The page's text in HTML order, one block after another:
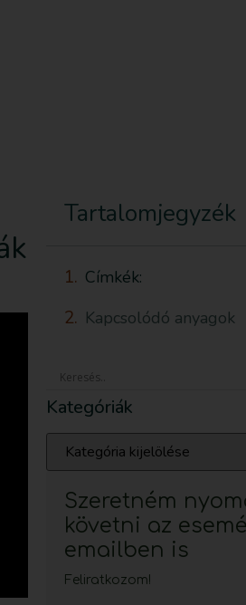
Tartalomjegyzék
Címkék:
Kapcsolódó anyagok
Kategóriák
Szeretném
követni az
emailben is
Feliratkozom!